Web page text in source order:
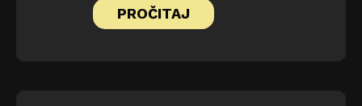
PROČITAJ